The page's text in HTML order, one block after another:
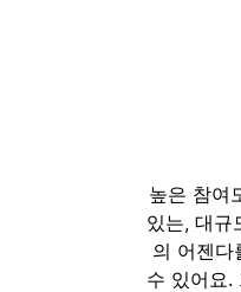
높은 참여
있는, 대규
의 어젠다
수 있어요.